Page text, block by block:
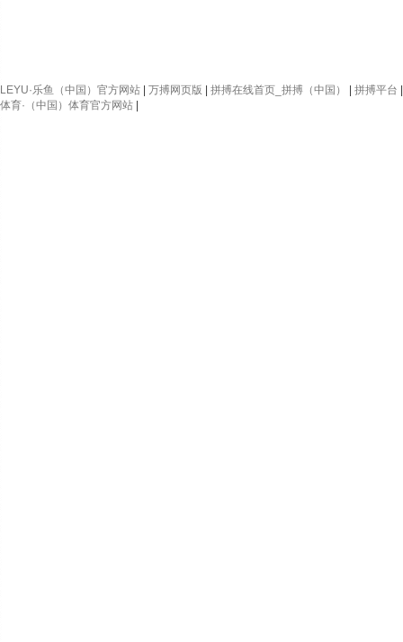
LEYU·乐鱼（中国）官方网站 万搏网页版 拼搏在线首页_拼搏（中国） 拼搏平台
体育·（中国）体育官方网站